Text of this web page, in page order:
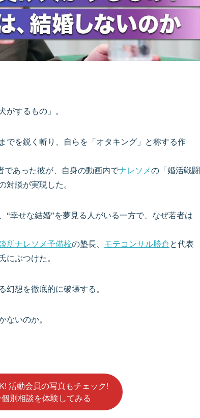
がするもの」。
でを鋭く斬り、自らを「オタキング」と称する作
であった彼が、自身の動画内でナレソメの「婚活戦闘
対談が実現した。
“幸せな結婚”を夢見る人がいる一方で、なぜ若者は
所ナレソメ予備校の塾長、 モテコンサル勝倉と代表
にぶつけた。
想を徹底的に破壊する。
ないのか。
活動会員の写真もチェック!
別相談を体験してみる